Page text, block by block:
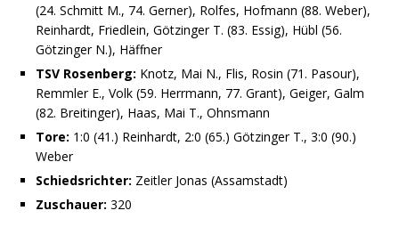
(24. Schmitt M., 74. Gerner), Rolfes, Hofmann (88. Weber),
Reinhardt, Friedlein, Götzinger T. (83. Essig), Hübl (56.
Götzinger N.), Häffner
TSV Rosenberg: Knotz, Mai N., Flis, Rosin (71. Pasour),
Remmler E., Volk (59. Herrmann, 77. Grant), Geiger, Galm
(82. Breitinger), Haas, Mai T., Ohnsmann
Tore: 1:0 (41.) Reinhardt, 2:0 (65.) Götzinger T., 3:0 (90.)
Weber
Schiedsrichter: Zeitler Jonas (Assamstadt)
Zuschauer: 320